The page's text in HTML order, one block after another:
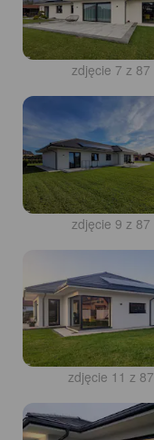
zdjęcie 7 z 87
zdjęcie 9 z 87
zdjęcie 11 z 87